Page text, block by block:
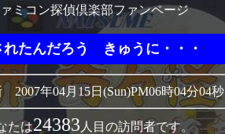
ミコン探偵倶楽部ファンページ
れたんだろう きゅうに・・・
2007年04月15日(Sun)PM06時04分04秒
たは24383 人目の訪問者です。